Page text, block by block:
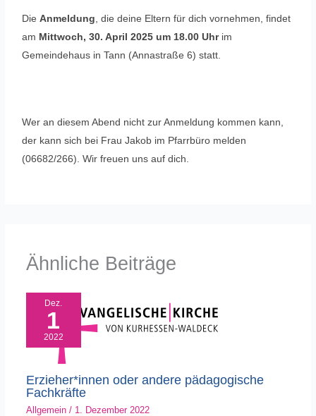
DieAnmeldung, die deine Eltern für dich vornehmen, findet
am Mittwoch, 30. April 2025 um 18.00 Uhrim
Gemeindehaus in Tann (Annastraße 6) statt.
Wer an diesem Abend nicht zur Anmeldung kommen kann,
der kann sich bei Frau Jakob im Pfarrbüro melden
(06682/266). Wir freuen uns auf dich.
Ähnliche Beiträge
Dez.
1
2022
Erzieher*innen oder andere pädagogische
Fachkräfte
Allgemein/ 1. Dezember 2022